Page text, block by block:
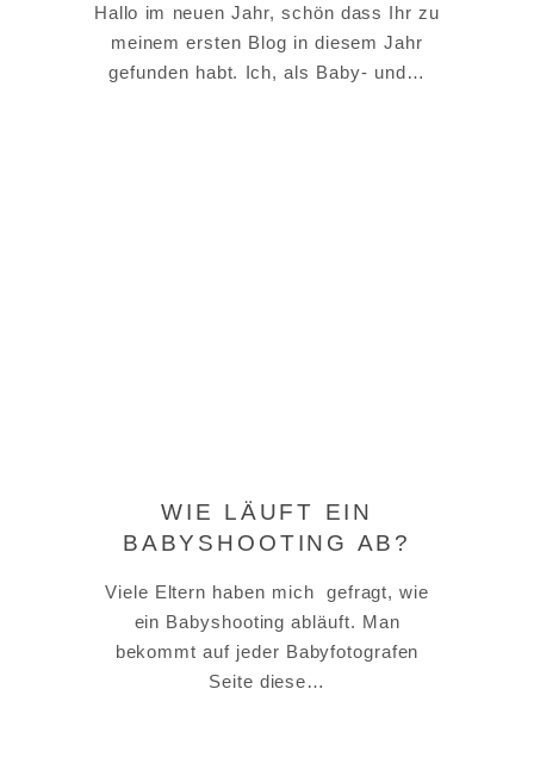
Hallo im neuen Jahr, schön dass Ihr zu
meinem ersten Blog in diesem Jahr
gefunden habt. Ich, als Baby- und…
WIE LÄUFT EIN
BABYSHOOTING AB?
Viele Eltern haben mich gefragt, wie
ein Babyshooting abläuft. Man
bekommt auf jeder Babyfotografen
Seite diese…